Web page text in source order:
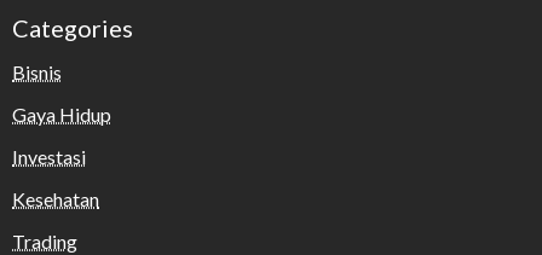
Categories
Bisnis
Gaya Hidup
Investasi
Kesehatan
Trading